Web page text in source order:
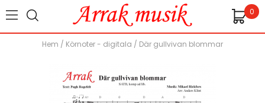
0
Hem / Körnoter - digitala / Där gullvivan blommar